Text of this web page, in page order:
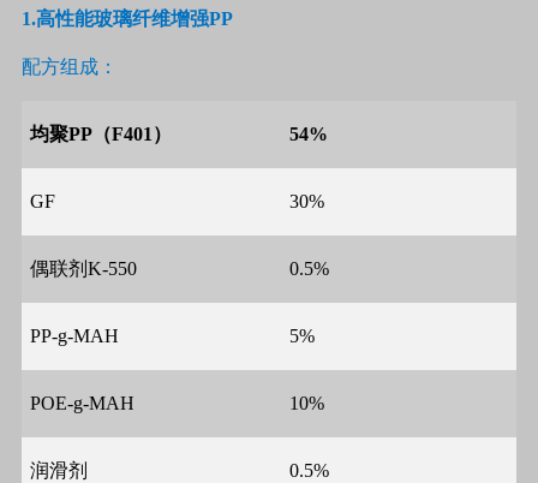
1.高性能玻璃纤维增强PP
配方组成：
均聚PP （F401 ） 54%
GF 30%
偶联剂 K-550 0.5%
PP-g-MAH 5%
POE-g-MAH 10%
润滑剂 0.5%